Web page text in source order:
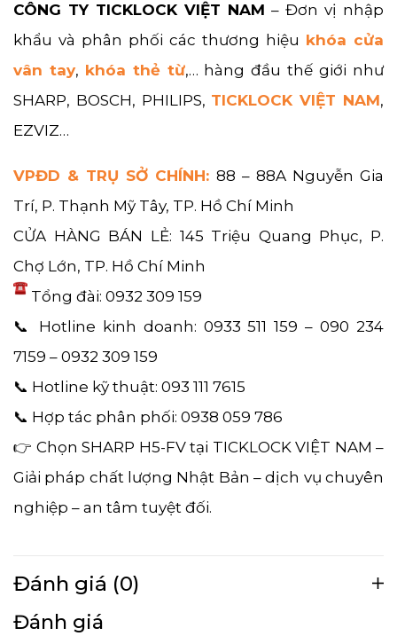
CÔNG TY TICKLOCK VIỆT NAM – Đơn vị nhập
khẩu và phân phối các thương hiệu khóa cửa
vân tay, khóa thẻ từ,… hàng đầu thế giới như
SHARP, BOSCH, PHILIPS, TICKLOCK VIỆT NAM,
EZVIZ…
VPĐD & TRỤ SỞ CHÍNH: 88 – 88A Nguyễn Gia
Trí, P. Thạnh Mỹ Tây, TP. Hồ Chí Minh
CỬA HÀNG BÁN LẺ: 145 Triệu Quang Phục, P.
Chợ Lớn, TP. Hồ Chí Minh
Tổng đài: 0932 309 159
📞 Hotline kinh doanh: 0933 511 159 – 090 234
7159 – 0932 309 159
📞 Hotline kỹ thuật: 093 111 7615
📞 Hợp tác phân phối: 0938 059 786
👉 Chọn SHARP H5-FV tại TICKLOCK VIỆT NAM –
Giải pháp chất lượng Nhật Bản – dịch vụ chuyên
nghiệp – an tâm tuyệt đối.
Đánh giá (0)
Đánh giá